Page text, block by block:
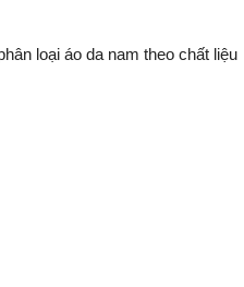
loại áo da nam theo chất liệu